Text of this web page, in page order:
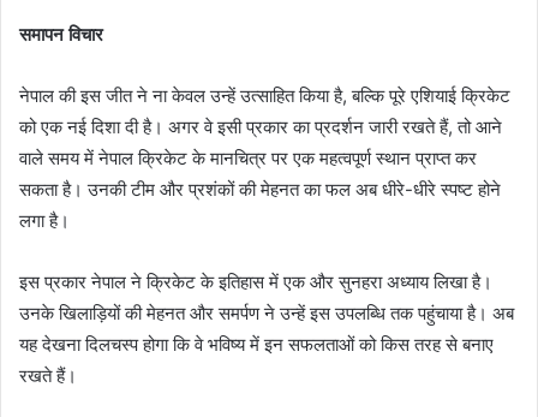
समापन विचार
नेपाल की इस जीत ने ना केवल उन्हें उत्साहित किया है, बल्कि पूरे एशियाई क्रिकेट
को एक नई दिशा दी है। अगर वे इसी प्रकार का प्रदर्शन जारी रखते हैं, तो आने
वाले समय में नेपाल क्रिकेट के मानचित्र पर एक महत्वपूर्ण स्थान प्राप्त कर
सकता है। उनकी टीम और प्रशंकों की मेहनत का फल अब धीरे-धीरे स्पष्ट होने
लगा है।
इस प्रकार नेपाल ने क्रिकेट के इतिहास में एक और सुनहरा अध्याय लिखा है।
उनके खिलाड़ियों की मेहनत और समर्पण ने उन्हें इस उपलब्धि तक पहुंचाया है। अब
यह देखना दिलचस्प होगा कि वे भविष्य में इन सफलताओं को किस तरह से बनाए
रखते हैं।